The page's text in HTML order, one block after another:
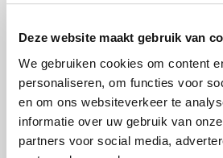
Deze website maakt gebruik van
We gebruiken cookies om content
personaliseren, om functies voor
en om ons websiteverkeer te
informatie over uw gebruik van
partners voor social media,
tijdens de ontwikkeldagen van
gespeeld met het voltallige